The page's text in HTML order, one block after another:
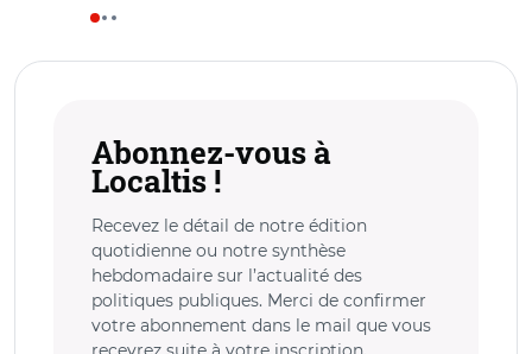
Abonnez-vous à
Localtis !
Recevez le détail de notre édition
quotidienne ou notre synthèse
hebdomadaire sur l’actualité des
politiques publiques. Merci de confirmer
votre abonnement dans le mail que vous